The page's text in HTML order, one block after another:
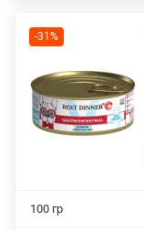
-31%
100 гр